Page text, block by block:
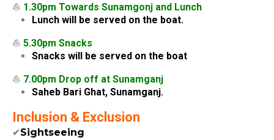
⛵ 1.30pm Towards Sunamgonj and Lunch
Lunch will be served on the boat.
⛵ 5.30pm Snacks
Snacks will be served on the boat
⛵ 7.00pm Drop off at Sunamganj
Saheb Bari Ghat, Sunamganj.
Inclusion & Exclusion
✔Sightseeing